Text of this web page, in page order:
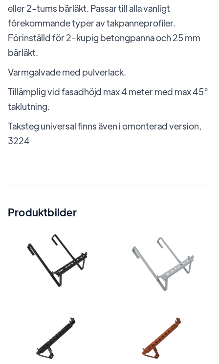
eller 2-tums bärläkt. Passar till alla vanligt
förekommande typer av takpanneprofiler.
Förinställd för 2-kupig betongpanna och 25 mm
bärläkt.
Varmgalvade med pulverlack.
Tillämplig vid fasadhöjd max 4 meter med max 45°
taklutning.
Taksteg universal finns även i omonterad version,
3224
Produktbilder